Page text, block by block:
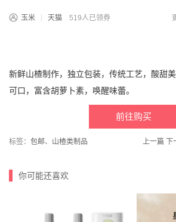
玉米 天猫 519人已领券
新鲜山楂制作，独立包装，传统工艺，酸甜
可口，富含胡萝卜素，唤醒味蕾。
前往购买
标签： 包邮、 山楂类制品 上一篇
你可能还喜欢